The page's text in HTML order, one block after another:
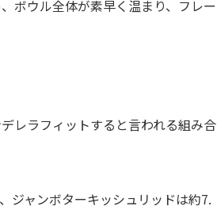
ボウル全体が素早く温まり、フレー
レラフィットすると言われる組み合
ジャンボターキッシュリッドは約7.